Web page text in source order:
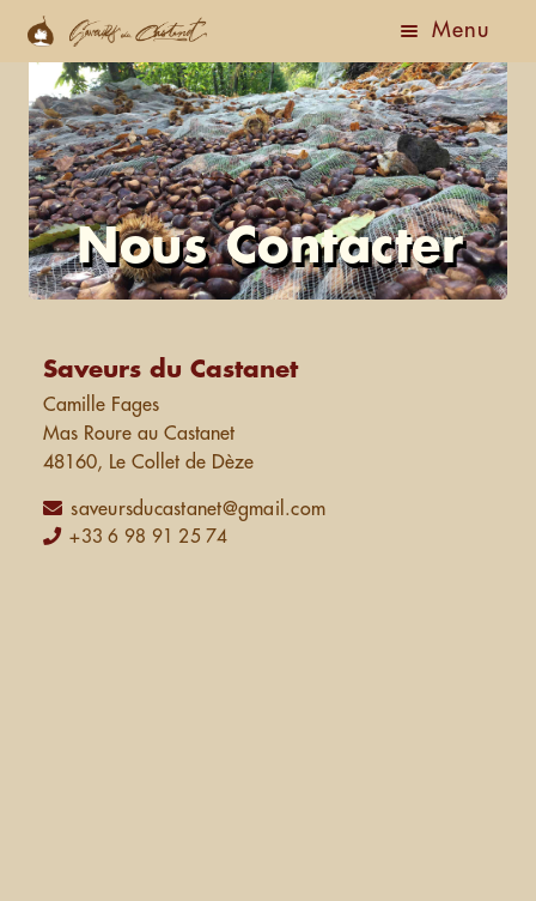
Menu
Accueil
Boutique
Actualités
A Propos
Ouvrir
le
Nous Contacter
Saveurs du Castanet
Camille Fages
Mas Roure au Castanet
48160, Le Collet de Dèze
saveursducastanet@gmail.com
+33 6 98 91 25 74